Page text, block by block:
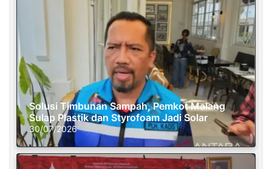
Solusi Timbunan Sampah, Pemkot Malang
Sulap Plastik dan Styrofoam Jadi Solar
30/07/2026